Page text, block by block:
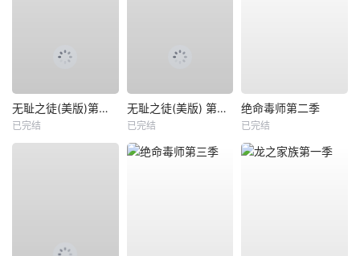
无耻之徒(美版)第二季
已完结
无耻之徒(美版) 第六季
已完结
绝命毒师第二季
已完结